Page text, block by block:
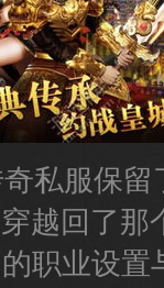
私服保
越回了那
职业设置